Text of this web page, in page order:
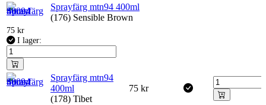
Sprayfärg mtn94 400ml
(176) Sensible Brown
75 kr
I lager:
Sprayfärg mtn94
400ml
(178) Tibet
75 kr